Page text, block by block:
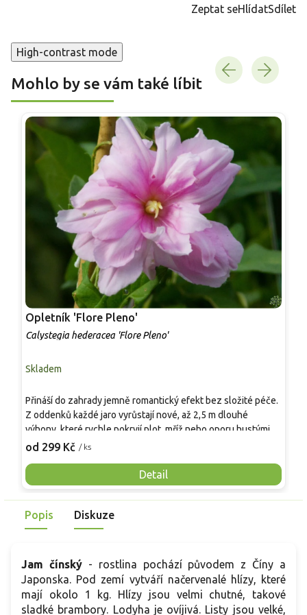
Zeptat seHlídatSdílet
High-contrast mode
Mohlo by se vám také líbit
Opletník 'Flore Pleno'
Calystegia hederacea 'Flore Pleno'
Skladem
od 299 Kč / ks
Detail
Přináší do zahrady jemně romantický efekt bez složité péče.
Z oddenků každé jaro vyrůstají nové, až 2,5 m dlouhé
výhony, které rychle pokryjí plot, mříž nebo oporu hustými
srdčitými listy a plnými růžovými květy od června do září.
hodí i na balkony a menší městské zahrady.
Popis Diskuze
Jam čínský- rostlina pochází původem z Číny a
Japonska. Pod zemí vytváří načervenalé hlízy, které
mají okolo 1 kg. Hlízy jsou velmi chutné, takové
sladké brambory. Lodyha je ovíjivá. Listy jsou velké,